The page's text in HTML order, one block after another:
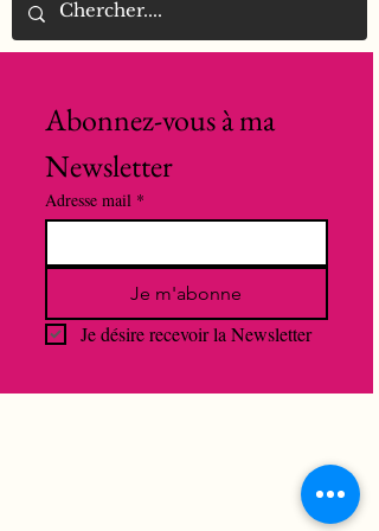
Abonnez-vous à ma
Newsletter
Adresse mail *
Je m'abonne
Je désire recevoir la Newsletter